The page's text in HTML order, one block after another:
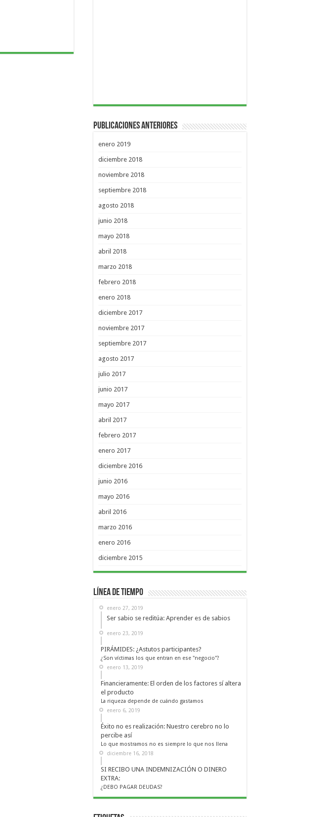
Publicaciones Anteriores
enero 2019
diciembre 2018
noviembre 2018
septiembre 2018
agosto 2018
junio 2018
mayo 2018
abril 2018
marzo 2018
febrero 2018
enero 2018
diciembre 2017
noviembre 2017
septiembre 2017
agosto 2017
julio 2017
junio 2017
mayo 2017
abril 2017
febrero 2017
enero 2017
diciembre 2016
junio 2016
mayo 2016
abril 2016
marzo 2016
enero 2016
diciembre 2015
Línea de Tiempo
enero 27, 2019
Ser sabio se reditúa: Aprender es de sabios
enero 23, 2019
PIRÁMIDES: ¿Astutos participantes?
¿Son víctimas los que entran en ese "negocio"?
enero 13, 2019
Financieramente: El orden de los factores sí altera
el producto
La riqueza depende de cuándo gastamos
enero 6, 2019
Éxito no es realización: Nuestro cerebro no lo
percibe así
Lo que mostramos no es siempre lo que nos llena
diciembre 16, 2018
SI RECIBO UNA INDEMNIZACIÓN O DINERO
EXTRA:
¿DEBO PAGAR DEUDAS?